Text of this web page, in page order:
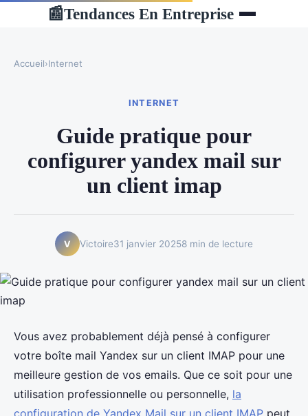
📰Tendances En Entreprise
Accueil›Internet
INTERNET
Guide pratique pour
configurer yandex mail sur
un client imap
V Victoire31 janvier 20258 min de lecture
Vous avez probablement déjà pensé à configurer
votre boîte mail Yandex sur un client IMAP pour une
meilleure gestion de vos emails. Que ce soit pour une
utilisation professionnelle ou personnelle, la